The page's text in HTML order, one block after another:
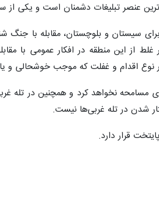
دشمنان است و یکی از سنگین‌ترین
برای سیستان و بلوچستان، مقابله با
از این منطقه در افکار عمومی با
نوع اقدام و غفلت که موجب خوشحالی
نخواهد کرد و همچنین در تله
شدن در تله غربی‌ها نیست.